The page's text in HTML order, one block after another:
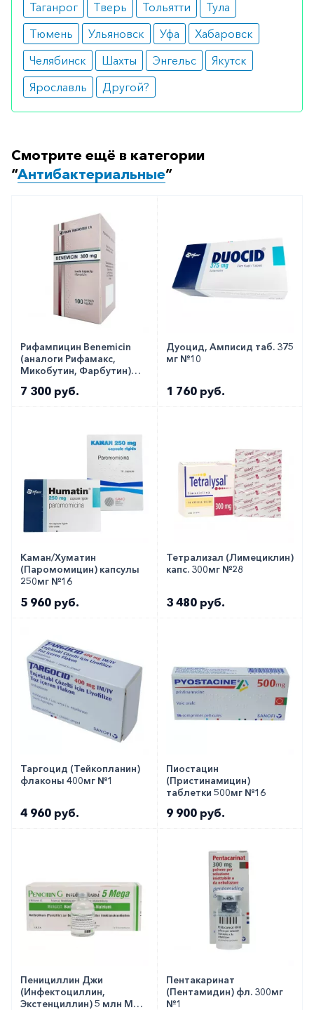
Таганрог
Тверь Тольятти
Тула
Тюмень
Ульяновск Уфа
Хабаровск
Челябинск
Шахты Энгельс
Якутск
Ярославль
Другой?
Смотрите ещё в категории
“Антибактериальные”
Рифампицин Benemicin
(аналоги Рифамакс,
Микобутин, Фарбутин)
7 300 руб.
Дуоцид, Амписид таб. 375
мг №10
1 760 руб.
Каман/Хуматин
(Паромомицин) капсулы
250мг №16
5 960 руб.
Тетрализал (Лимециклин)
капс. 300мг №28
3 480 руб.
Таргоцид (Тейкопланин)
флаконы 400мг №1
4 960 руб.
Пиостацин
(Пристинамицин)
таблетки 500мг №16
9 900 руб.
Пенициллин Джи
(Инфектоциллин,
Экстенциллин) 5 млн МЕ
Пентакаринат
(Пентамидин) фл. 300мг
№1